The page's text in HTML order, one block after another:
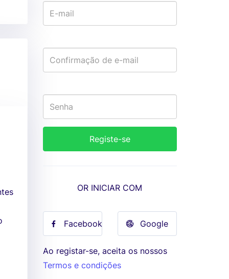
OR INICIAR COM
Facebook Google
Ao registar-se, aceita os nossos
Termos e condições